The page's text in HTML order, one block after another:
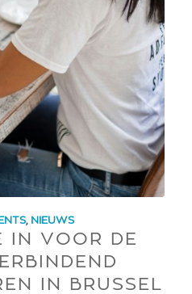
, NIEUWS
IN VOOR DE
IN BRUSSEL